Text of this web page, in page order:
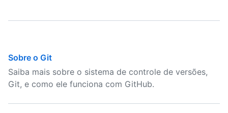
Sobre o Git
Saiba mais sobre o sistema de controle de versões,
Git, e como ele funciona com GitHub.